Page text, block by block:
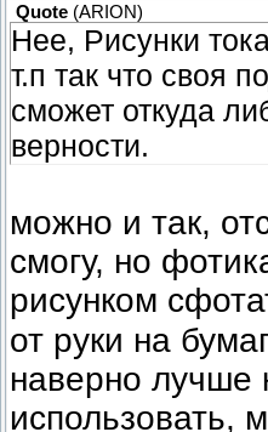
Quote (ARION)
Нее, Рисунки
т.п так что своя
сможет откуда
верности.
можно и так,
смогу, но
рисунком
от руки на
наверно лучше
использовать,